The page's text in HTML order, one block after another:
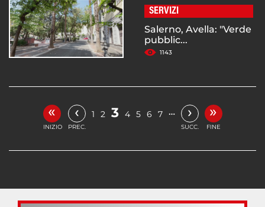
SERVIZI
Salerno, Avella: "Verde
pubblic...
1143
«
INIZIO
‹
PREC.
1 2 3 4 5 6 7 … ›
SUCC.
»
FINE